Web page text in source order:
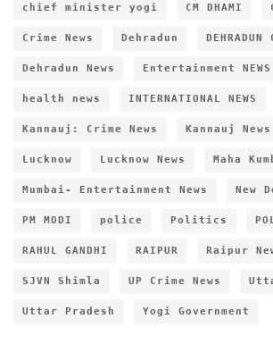
chief minister yogi CM DHAMI
Crime News Dehradun DEHRADUN
Dehradun News Entertainment NEWS
health news INTERNATIONAL NEWS
Kannauj: Crime News Kannauj News
Lucknow Lucknow News Maha
Mumbai- Entertainment News New
PM MODI police Politics
RAHUL GANDHI RAIPUR Raipur
SJVN Shimla UP Crime News
Uttar Pradesh Yogi Government